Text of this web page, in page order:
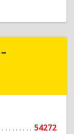
54272
–
офис
Подробнее